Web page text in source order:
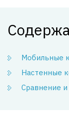
Мобильные
Настенные
Сравнение